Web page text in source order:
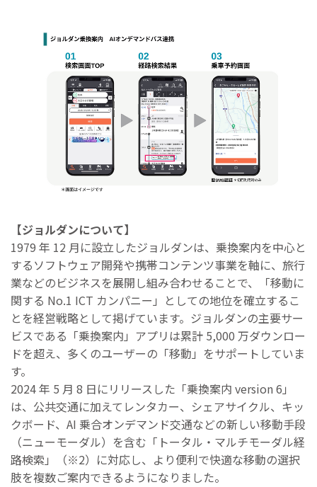
【ジョルダンについて】
1979 年 12 ⽉に設⽴したジョルダンは、乗換案内を中⼼と
するソフトウェア開発や携帯コンテンツ事業を軸に、旅⾏
業などのビジネスを展開し組み合わせることで、「移動に
関する No.1 ICT カンパニー」としての地位を確⽴するこ
とを経営戦略として掲げています。ジョルダンの主要サー
ビスである「乗換案内」アプリは累計 5,000 万ダウンロー
ドを超え、多くのユーザーの「移動」をサポートしていま
す。
2024 年 5 ⽉ 8 ⽇にリリースした「乗換案内 version 6」
は、公共交通に加えてレンタカー、シェアサイクル、キッ
クボード、AI 乗合オンデマンド交通などの新しい移動⼿段
（ニューモーダル）を含む「トータル・マルチモーダル経
路検索」（※2）に対応し、より便利で快適な移動の選択
肢を複数ご案内できるようになりました。